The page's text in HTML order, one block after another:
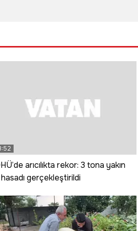
arıcılıkta rekor: 3 tona yakın
gerçekleştirildi